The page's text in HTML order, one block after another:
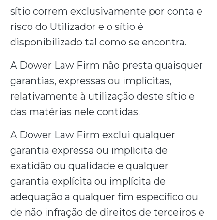
sítio correm exclusivamente por conta e
risco do Utilizador e o sítio é
disponibilizado tal como se encontra.
A Dower Law Firm não presta quaisquer
garantias, expressas ou implícitas,
relativamente à utilização deste sítio e
das matérias nele contidas.
A Dower Law Firm exclui qualquer
garantia expressa ou implícita de
exatidão ou qualidade e qualquer
garantia explícita ou implícita de
adequação a qualquer fim específico ou
de não infração de direitos de terceiros e